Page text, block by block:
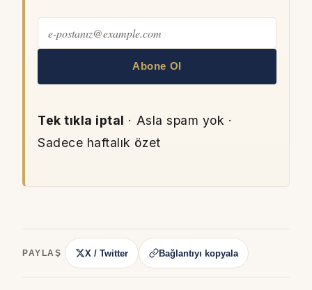
Abone Ol
Tek tıkla iptal · Asla spam yok ·
Sadece haftalık özet
PAYLAŞ X / Twitter Bağlantıyı kopyala